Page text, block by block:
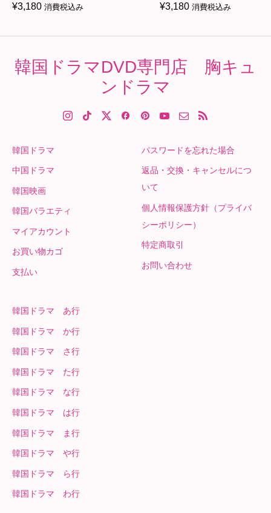
¥3,180 消費税込み
¥3,180 消費税込み
韓国ドラマDVD専門店 胸キュ
ンドラマ
韓国ドラマ
中国ドラマ
韓国映画
韓国バラエティ
マイアカウント
お買い物カゴ
支払い
パスワードを忘れた場合
返品・交換・キャンセルにつ
いて
個人情報保護方針（プライバ
シーポリシー）
特定商取引
お問い合わせ
韓国ドラマ あ行
韓国ドラマ か行
韓国ドラマ さ行
韓国ドラマ た行
韓国ドラマ な行
韓国ドラマ は行
韓国ドラマ ま行
韓国ドラマ や行
韓国ドラマ ら行
韓国ドラマ わ行